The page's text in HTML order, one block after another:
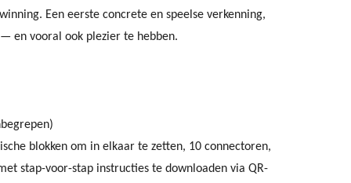
Een eerste concrete en speelse verkenning,
en vooral ook plezier te hebben.
blokken om in elkaar te zetten, 10 connectoren,
stap-voor-stap instructies te downloaden via QR-